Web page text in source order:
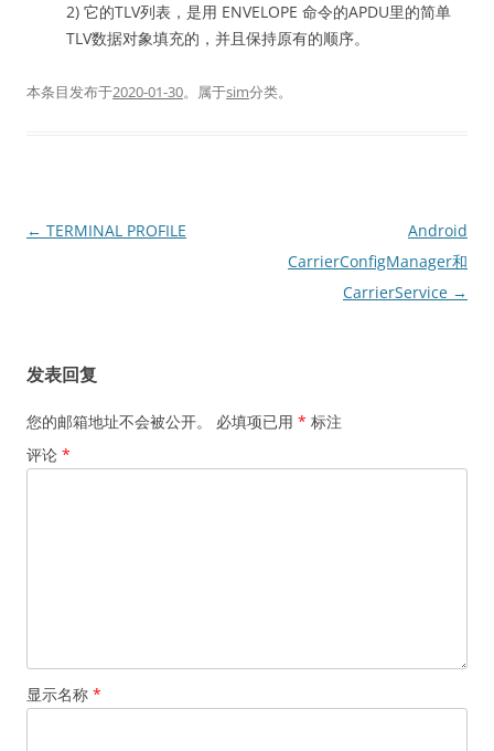
2) 它的TLV列表，是用 ENVELOPE 命令的APDU里的简单
TLV数据对象填充的，并且保持原有的顺序。
本条目发布于2020-01-30。属于sim分类。
文
← TERMINAL PROFILE
Android
CarrierConfigManager和
CarrierService →
发表回复
您的邮箱地址不会被公开。 必填项已用 * 标注
评论 *
显示名称 *